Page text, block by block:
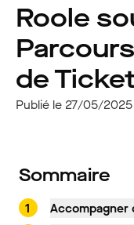
Roole
de
Publié le 27/05/2025
Sommaire
Accompagner